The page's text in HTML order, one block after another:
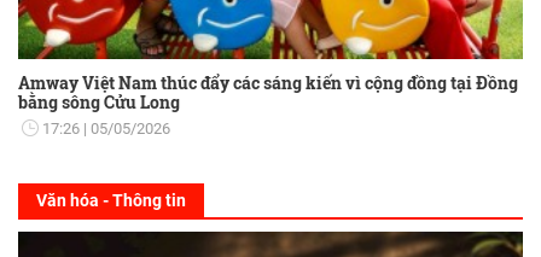
Amway Việt Nam thúc đẩy các sáng kiến vì cộng đồng tại Đồng
bằng sông Cửu Long
17:26 05/05/2026
Văn hóa - Thông tin